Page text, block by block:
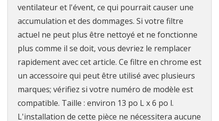
ventilateur et l'évent, ce qui pourrait causer une
accumulation et des dommages. Si votre filtre
actuel ne peut plus être nettoyé et ne fonctionne
plus comme il se doit, vous devriez le remplacer
rapidement avec cet article. Ce filtre en chrome est
un accessoire qui peut être utilisé avec plusieurs
marques; vérifiez si votre numéro de modèle est
compatible. Taille : environ 13 po L x 6 po l.
L'installation de cette pièce ne nécessitera aucune